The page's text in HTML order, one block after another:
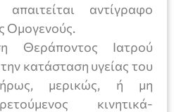
απαιτείται αντίγραφο
Ομογενούς.
Θεράποντος Ιατρού
κατάσταση υγείας του
μερικώς, ή μη
κινητικά-